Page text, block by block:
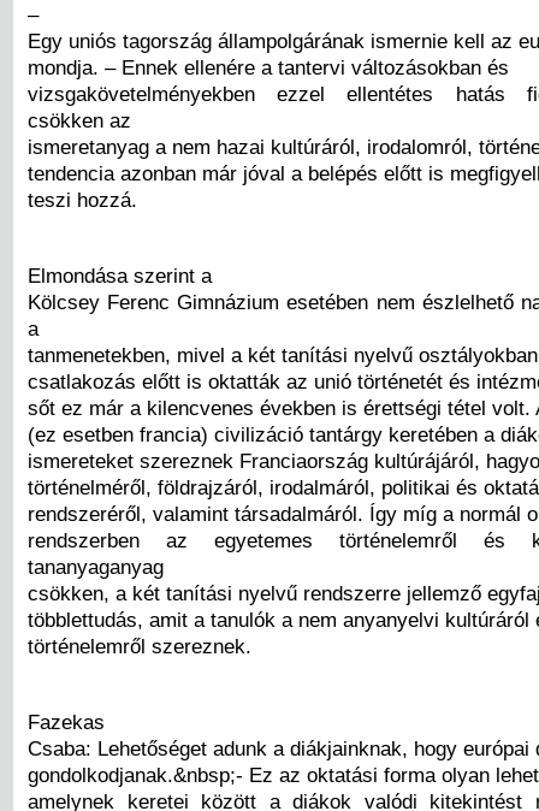
–
Egy uniós tagország állampolgárának ismernie kell az
mondja. – Ennek ellenére a tantervi változásokban és
vizsgakövetelményekben ezzel ellentétes hatás
csökken az
ismeretanyag a nem hazai kultúráról, irodalomról,
tendencia azonban már jóval a belépés előtt is
teszi hozzá.
Elmondása szerint a
Kölcsey Ferenc Gimnázium esetében nem észlelhető
a
tanmenetekben, mivel a két tanítási nyelvű
csatlakozás előtt is oktatták az unió történetét és
sőt ez már a kilencvenes években is érettségi tétel volt.
(ez esetben francia) civilizáció tantárgy keretében a
ismereteket szereznek Franciaország kultúrájáról,
történelméről, földrajzáról, irodalmáról, politikai és
rendszeréről, valamint társadalmáról. Így míg a normál
rendszerben az egyetemes történelemről és
tananyaganyag
csökken, a két tanítási nyelvű rendszerre jellemző
többlettudás, amit a tanulók a nem anyanyelvi kultúráról
történelemről szereznek.
Fazekas
Csaba: Lehetőséget adunk a diákjainknak, hogy európai
gondolkodjanak.&nbsp;- Ez az oktatási forma olyan
amelynek keretei között a diákok valódi kitekintést